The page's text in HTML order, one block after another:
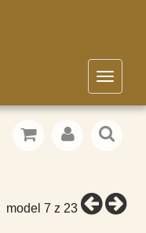
Toggle
model 7 z 23